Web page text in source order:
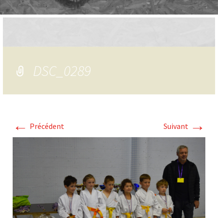
DSC_0289
← Précédent Suivant →